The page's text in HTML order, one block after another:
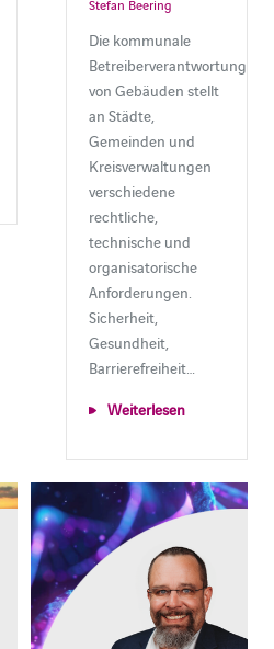
Stefan Beering
Die kommunale
Betreiberverantwortung
von Gebäuden stellt
an Städte,
Gemeinden und
Kreisverwaltungen
verschiedene
rechtliche,
technische und
organisatorische
Anforderungen.
Sicherheit,
Gesundheit,
Barrierefreiheit…
Weiterlesen